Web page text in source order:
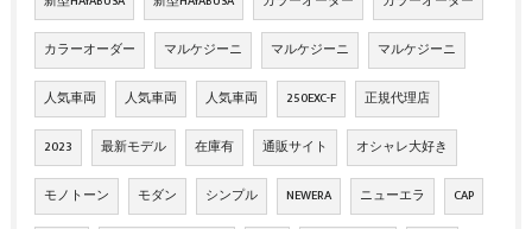
カラーオーダー マルケジーニ マルケジーニ マルケジーニ
人気車両 人気車両 人気車両 250EXC-F 正規代理店
2023 最新モデル 在庫有 通販サイト オシャレ大好き
モノトーン モダン シンプル NEWERA ニューエラ CAP